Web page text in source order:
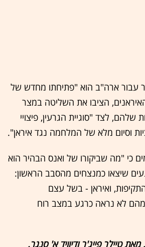
עבור ארה"ב הוא "פתיחתו מחדש של
הציבו את השליטה במצר
שלהם, לצד "סוגיית הגרעין, פיצויי
וסיום מלא של המלחמה נגד איראן".
כי "מה שביקורו של ואנס הבהיר הוא
שיצאו כמנצחים מהסבב הראשון:
ואיראן - בשל עצם
לא נראה כרגע במצב רוח
מאת טיילר פייג'ר ודיוויד א' סנגר.